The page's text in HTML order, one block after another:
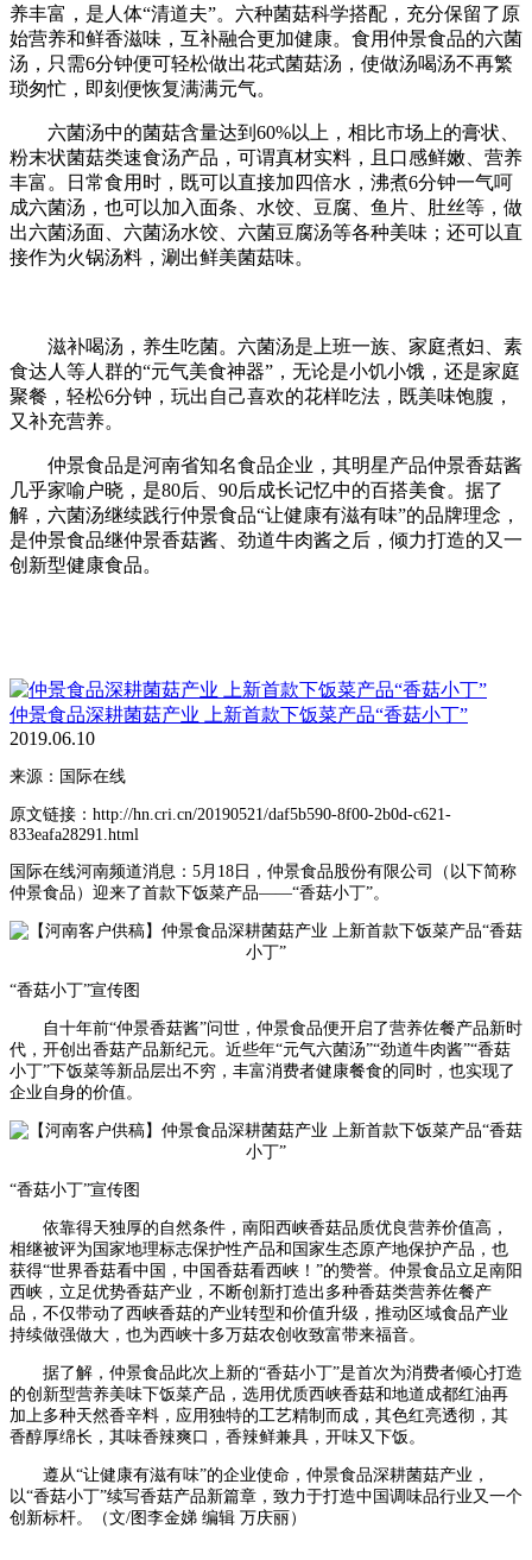
养丰富，是人体“清道夫”。六种菌菇科学搭配，充分保留了原
始营养和鲜香滋味，互补融合更加健康。食用仲景食品的六菌
汤，只需6分钟便可轻松做出花式菌菇汤，使做汤喝汤不再繁
琐匆忙，即刻便恢复满满元气。
六菌汤中的菌菇含量达到60%以上，相比市场上的膏状、
粉末状菌菇类速食汤产品，可谓真材实料，且口感鲜嫩、营养
丰富。日常食用时，既可以直接加四倍水，沸煮6分钟一气呵
成六菌汤，也可以加入面条、水饺、豆腐、鱼片、肚丝等，做
出六菌汤面、六菌汤水饺、六菌豆腐汤等各种美味；还可以直
接作为火锅汤料，涮出鲜美菌菇味。
滋补喝汤，养生吃菌。六菌汤是上班一族、家庭煮妇、素
食达人等人群的“元气美食神器”，无论是小饥小饿，还是家庭
聚餐，轻松6分钟，玩出自己喜欢的花样吃法，既美味饱腹，
又补充营养。
仲景食品是河南省知名食品企业，其明星产品仲景香菇酱
几乎家喻户晓，是80后、90后成长记忆中的百搭美食。据了
解，六菌汤继续践行仲景食品“让健康有滋有味”的品牌理念，
是仲景食品继仲景香菇酱、劲道牛肉酱之后，倾力打造的又一
创新型健康食品。
仲景食品深耕菌菇产业 上新首款下饭菜产品“香菇小丁”
2019.06.10
来源：国际在线
原文链接：http://hn.cri.cn/20190521/daf5b590-8f00-2b0d-c621-
833eafa28291.html
国际在线河南频道消息：5月18日，仲景食品股份有限公司（以下简称
仲景食品）迎来了首款下饭菜产品——“香菇小丁”。
“香菇小丁”宣传图
自十年前“仲景香菇酱”问世，仲景食品便开启了营养佐餐产品新时
代，开创出香菇产品新纪元。近些年“元气六菌汤”“劲道牛肉酱”“香菇
小丁”下饭菜等新品层出不穷，丰富消费者健康餐食的同时，也实现了
企业自身的价值。
“香菇小丁”宣传图
依靠得天独厚的自然条件，南阳西峡香菇品质优良营养价值高，
相继被评为国家地理标志保护性产品和国家生态原产地保护产品，也
获得“世界香菇看中国，中国香菇看西峡！”的赞誉。仲景食品立足南阳
西峡，立足优势香菇产业，不断创新打造出多种香菇类营养佐餐产
品，不仅带动了西峡香菇的产业转型和价值升级，推动区域食品产业
持续做强做大，也为西峡十多万菇农创收致富带来福音。
据了解，仲景食品此次上新的“香菇小丁”是首次为消费者倾心打造
的创新型营养美味下饭菜产品，选用优质西峡香菇和地道成都红油再
加上多种天然香辛料，应用独特的工艺精制而成，其色红亮透彻，其
香醇厚绵长，其味香辣爽口，香辣鲜兼具，开味又下饭。
遵从“让健康有滋有味”的企业使命，仲景食品深耕菌菇产业，
以“香菇小丁”续写香菇产品新篇章，致力于打造中国调味品行业又一个
创新标杆。（文/图李金娣 编辑 万庆丽）